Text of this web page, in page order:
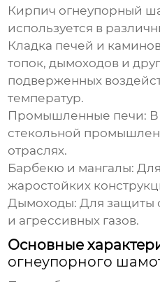
Кирпич огнеупорный
используется в
Кладка печей и
топок, дымоходов и
подверженных
температур.
Промышленные печи:
стекольной
отраслях.
Барбекю и мангалы:
жаростойких
Дымоходы: Для защиты
и агрессивных газов.
Основные
огнеупорного